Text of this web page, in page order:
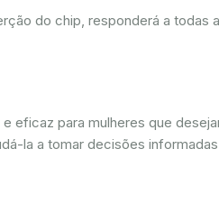
do chip, responderá a todas
para mulheres que
la a tomar decisões